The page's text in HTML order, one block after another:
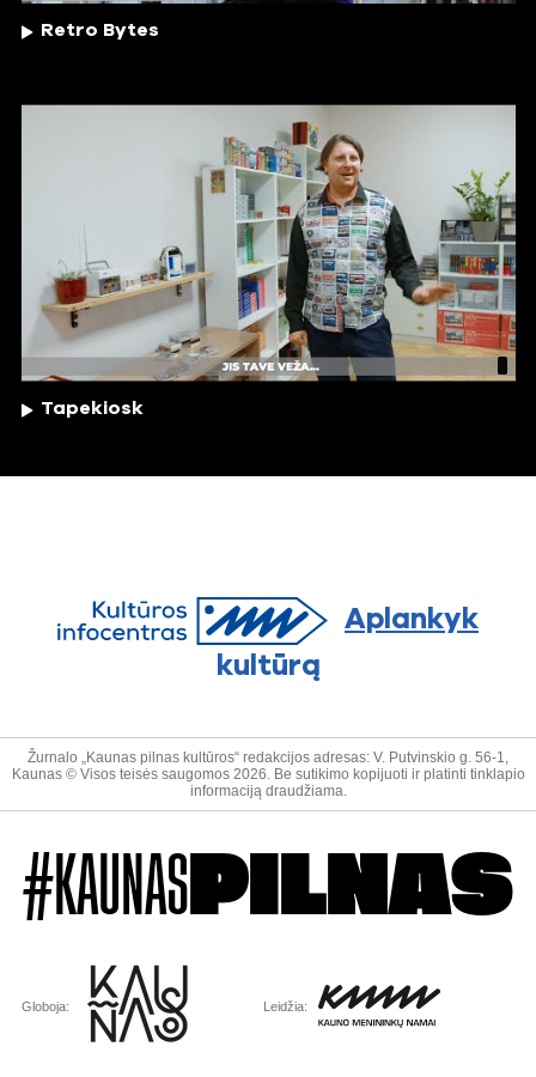
Retro Bytes
Tapekiosk
Aplankyk
kultūrą
Žurnalo „Kaunas pilnas kultūros“ redakcijos adresas: V. Putvinskio g. 56-1,
Kaunas © Visos teisės saugomos 2026. Be sutikimo kopijuoti ir platinti tinklapio
informaciją draudžiama.
#KAUNAS PILNAS
Globoja: Leidžia: